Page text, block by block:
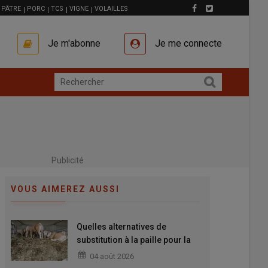
PÂTRE PORC TCS VIGNE VOLAILLES
Je m'abonne Je me connecte
Publicité
VOUS AIMEREZ AUSSI
Quelles alternatives de
substitution à la paille pour la
litière des bovins ?
04 août 2026